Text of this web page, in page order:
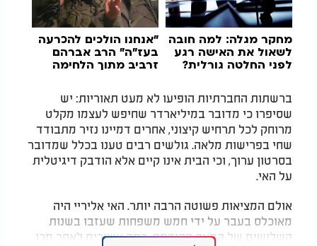
מחקר מגלה: למה חובה
לשאול את האישה רגע
לפני החלטה גורלית?
"אנחנו הולכים להכרעה
בעז"ה" הרב אברהם
זרביב מתוך הלחימה
ברשתות החברתיות הופיעו לא מעט תאוריות: יש
שסיפרו כי מדובר במיליארדר שחיפש לעצמו מקלט
מרוחק לכל תרחיש קיצוני, אחרים דמיינו נזיר מתבודד
שחי בפרישות מלאה. גולשים רבים טענו בכלל שמדובר
בסרטון ערוך, וכי הבית אינו קיים אלא הודבק דיגיטלית
על האי.​
אולם המציאות פשוטה הרבה יותר. האי אליריי היה
מאוכלס בעבר על ידי חמש משפחות שעזבו בשנות
השלושים של המאה הקודמת. כמה עשורים לאחר מכן